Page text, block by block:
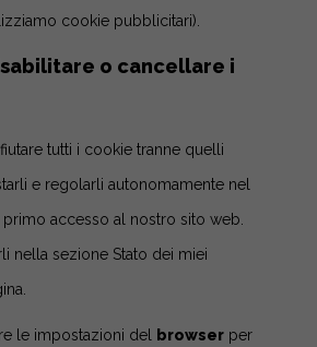
cookie pubblicitari).
o cancellare i
tutti i cookie tranne quelli
e regolarli autonomamente nel
accesso al nostro sito web.
nella sezione Stato dei miei
le impostazioni del browser per